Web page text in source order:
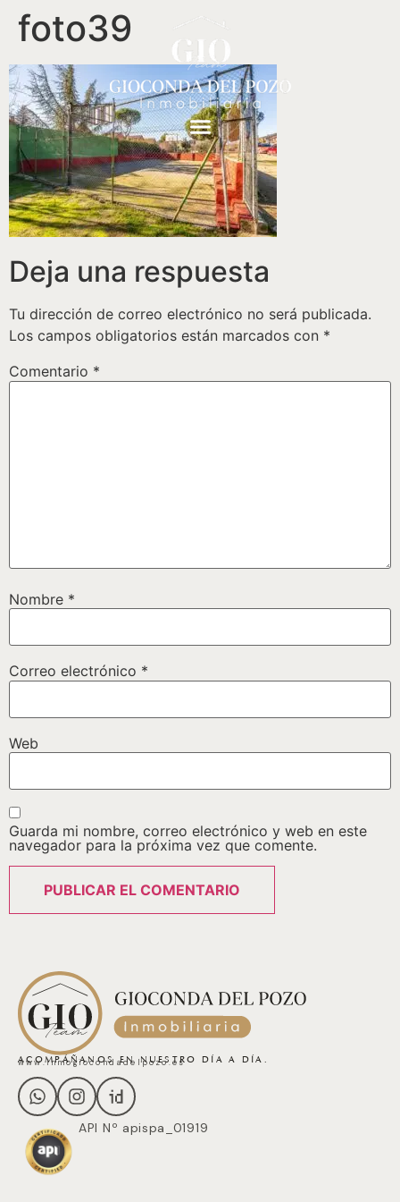
foto39
Deja una respuesta
Tu dirección de correo electrónico no será publicada.
Los campos obligatorios están marcados con *
Comentario *
Nombre *
Correo electrónico *
Web
Guarda mi nombre, correo electrónico y web en este
navegador para la próxima vez que comente.
ACOMPÁÑANOS EN NUESTRO DÍA A DÍA.
www.inmogiocondadelpozo.es
API Nº apispa_01919